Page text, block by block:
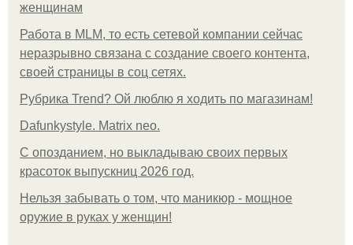
женщинам
Работа в MLM, то есть сетевой компании сейчас
неразрывно связана с создание своего контента,
своей страницы в соц сетях.
Рубрика Trend? Ой люблю я ходить по магазинам!
Dafunkystyle. Matrix neo.
С опозданием, но выкладываю своих первых
красоток выпускниц 2026 год.
Нельзя забывать о том, что маникюр - мощное
оружие в руках у женщин!